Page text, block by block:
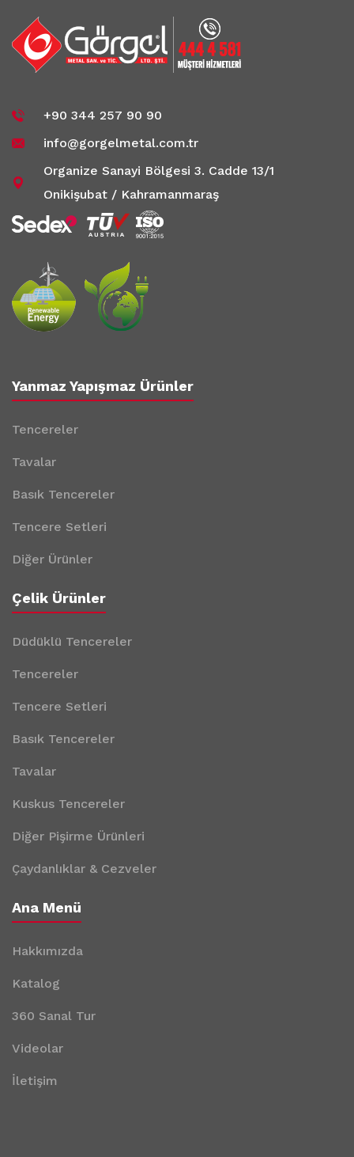
+90 344 257 90 90
info@gorgelmetal.com.tr
Organize Sanayi Bölgesi 3. Cadde 13/1
Onikişubat / Kahramanmaraş
Yanmaz Yapışmaz Ürünler
Tencereler
Tavalar
Basık Tencereler
Tencere Setleri
Diğer Ürünler
Çelik Ürünler
Düdüklü Tencereler
Tencereler
Tencere Setleri
Basık Tencereler
Tavalar
Kuskus Tencereler
Diğer Pişirme Ürünleri
Çaydanlıklar & Cezveler
Ana Menü
Hakkımızda
Katalog
360 Sanal Tur
Videolar
İletişim